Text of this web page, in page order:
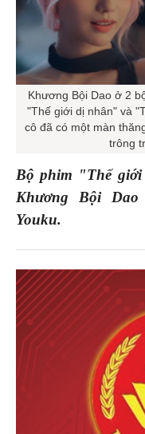
Khương Bội Dao ở 2
"Thế giới dị nhân" và
cô đã có một màn
trông
Bộ phim "Thế
Khương Bội
Youku.